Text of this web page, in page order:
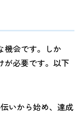
機会です。しか
が必要です。以下
いから始め、達成